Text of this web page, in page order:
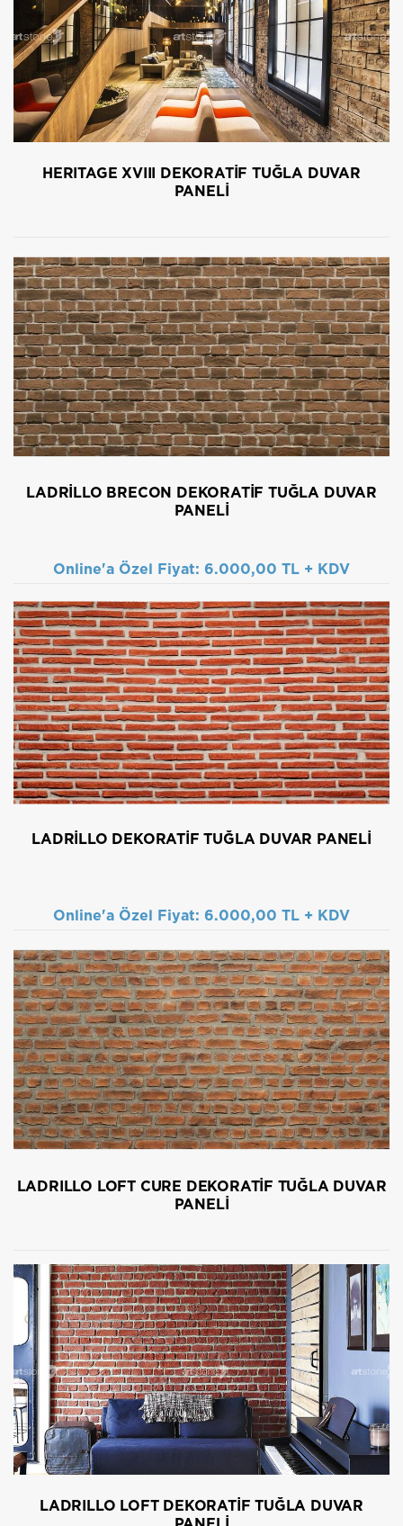
HERITAGE XVIII DEKORATİF TUĞLA DUVAR
PANELİ
LADRILLO BRECON DEKORATIF TUĞLA DUVAR
PANELI
Online'a Özel Fiyat: 6.000,00 TL + KDV
LADRILLO DEKORATIF TUĞLA DUVAR PANELI
Online'a Özel Fiyat: 6.000,00 TL + KDV
LADRILLO LOFT CURE DEKORATİF TUĞLA DUVAR
PANELİ
LADRILLO LOFT DEKORATİF TUĞLA DUVAR